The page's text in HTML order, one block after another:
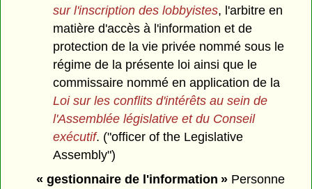
sur l'inscription des lobbyistes, l'arbitre en
matière d'accès à l'information et de
protection de la vie privée nommé sous le
régime de la présente loi ainsi que le
commissaire nommé en application de la
Loi sur les conflits d'intérêts au sein de
l'Assemblée législative et du Conseil
exécutif. ("officer of the Legislative
Assembly")
« gestionnaire de l'information »Personne